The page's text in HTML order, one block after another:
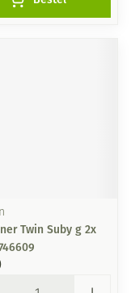
Twin Suby g 2x